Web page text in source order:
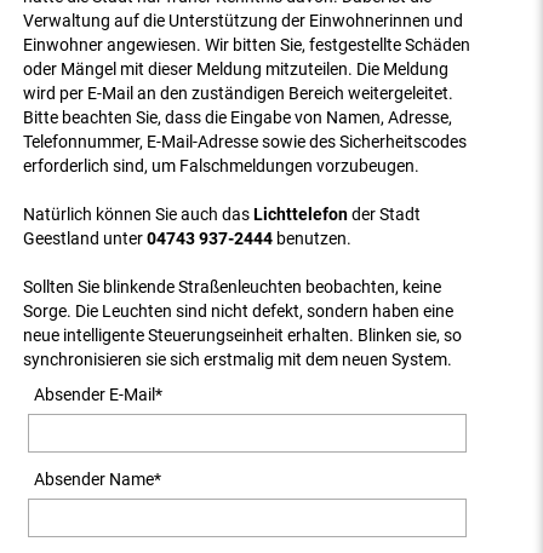
Verwaltung auf die Unterstützung der Einwohnerinnen und
Einwohner angewiesen. Wir bitten Sie, festgestellte Schäden
oder Mängel mit dieser Meldung mitzuteilen. Die Meldung
wird per E-Mail an den zuständigen Bereich weitergeleitet.
Bitte beachten Sie, dass die Eingabe von Namen, Adresse,
Telefonnummer, E-Mail-Adresse sowie des Sicherheitscodes
erforderlich sind, um Falschmeldungen vorzubeugen.
Natürlich können Sie auch dasLichttelefonder Stadt
Geestland unter04743 937-2444 benutzen.
Sollten Sie blinkende Straßenleuchten beobachten, keine
Sorge. Die Leuchten sind nicht defekt, sondern haben eine
neue intelligente Steuerungseinheit erhalten. Blinken sie, so
synchronisieren sie sich erstmalig mit dem neuen System.
Absender E-Mail*
Absender Name*